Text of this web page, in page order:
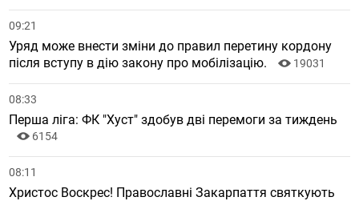
09:21
Уряд може внести зміни до правил перетину кордону
після вступу в дію закону про мобілізацію.
19031
08:33
Перша ліга: ФК "Хуст" здобув дві перемоги за тиждень
6154
08:11
Христос Воскрес! Православні Закарпаття святкують